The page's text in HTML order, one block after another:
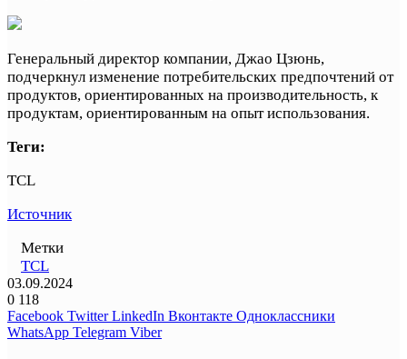
Генеральный директор компании, Джао Цзюнь,
подчеркнул изменение потребительских предпочтений от
продуктов, ориентированных на производительность, к
продуктам, ориентированным на опыт использования.
Теги:
TCL
Источник
Метки
TCL
03.09.2024
0 118
Facebook Twitter LinkedIn Вконтакте Одноклассники
WhatsApp Telegram Viber